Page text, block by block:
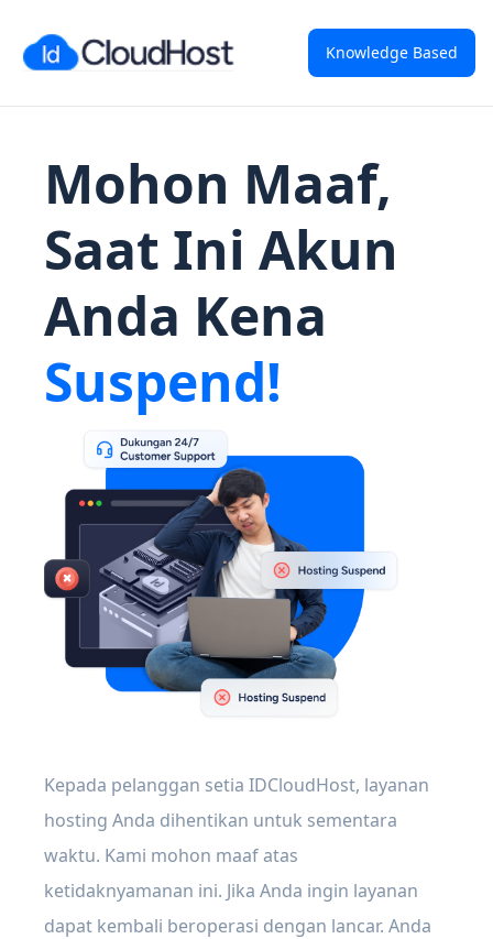
Knowledge Based
Mohon Maaf,
Saat Ini Akun
Anda Kena
Suspend!
Kepada pelanggan setia IDCloudHost, layanan
hosting Anda dihentikan untuk sementara
waktu. Kami mohon maaf atas
ketidaknyamanan ini. Jika Anda ingin layanan
dapat kembali beroperasi dengan lancar. Anda